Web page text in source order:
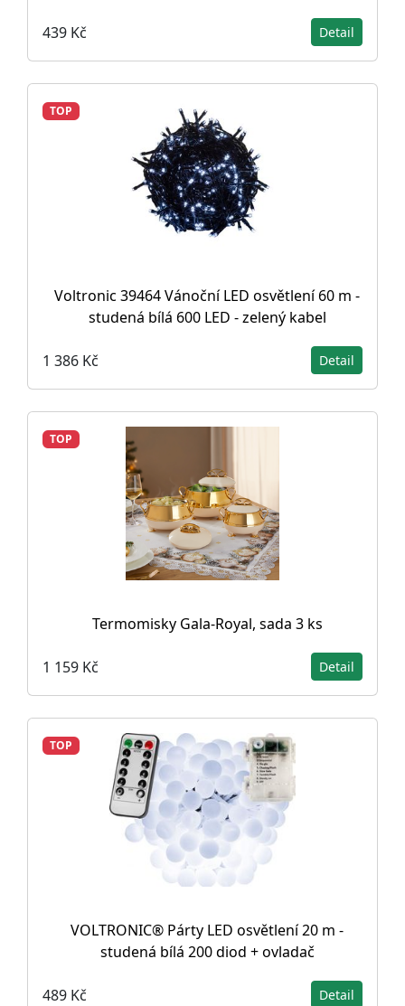
439 Kč Detail
TOP
Voltronic 39464 Vánoční LED osvětlení 60 m -
studená bílá 600 LED - zelený kabel
1 386 Kč Detail
TOP
Termomisky Gala-Royal, sada 3 ks
1 159 Kč Detail
TOP
VOLTRONIC® Párty LED osvětlení 20 m -
studená bílá 200 diod + ovladač
489 Kč Detail